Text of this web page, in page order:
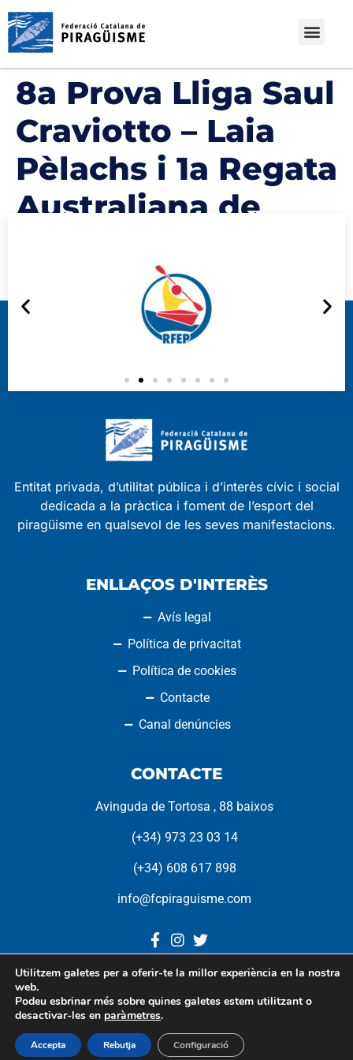
8a Prova Lliga Saul
Craviotto – Laia
Pèlachs i 1a Regata
Australiana de
Entitat privada, d’utilitat pública i d’interès cívic i social
dedicada a la pràctica i foment de l’esport del
piragüisme en qualsevol de les seves manifestacions.
ENLLAÇOS D'INTERÈS
Avís legal
Política de privacitat
Política de cookies
Contacte
Canal denúncies
CONTACTE
Avinguda de Tortosa , 88 baixos
(+34) 973 23 03 14
(+34) 608 617 898
info@fcpiraguisme.com
Federació Catalana de
Piragüisme © 2022. Tots
els drets reservats.
Utilitzem galetes per a oferir-te la millor experiència en la nostra
web.
Podeu esbrinar més sobre quines galetes estem utilitzant o
desactivar-les en paràmetres.
Accepta Rebutja Configuració